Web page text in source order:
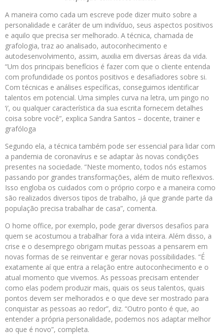
A maneira como cada um escreve pode dizer muito sobre a
personalidade e caráter de um indivíduo, seus aspectos positivos
e aquilo que precisa ser melhorado. A técnica, chamada de
grafologia, traz ao analisado, autoconhecimento e
autodesenvolvimento, assim, auxilia em diversas áreas da vida.
“Um dos principais benefícios é fazer com que o cliente entenda
com profundidade os pontos positivos e desafiadores sobre si.
Com técnicas e análises específicas, conseguimos identificar
talentos em potencial. Uma simples curva na letra, um pingo no
‘i’, ou qualquer característica da sua escrita fornecem detalhes
coisa sobre você”, explica Sandra Santos – docente, trainer e
grafóloga
Segundo ela, a técnica também pode ser essencial para lidar com
a pandemia de coronavírus e se adaptar às novas condições
presentes na sociedade. “Neste momento, todos nós estamos
passando por grandes transformações, além de muito reflexivos.
Isso engloba os cuidados com o próprio corpo e a maneira como
são realizados diversos tipos de trabalho, já que grande parte da
população precisa trabalhar de casa”, comenta.
O home office, por exemplo, pode gerar diversos desafios para
quem se acostumou a trabalhar fora a vida inteira. Além disso, a
crise e o desemprego obrigam muitas pessoas a pensarem em
novas formas de se reinventar e gerar novas possibilidades. “É
exatamente aí que entra a relação entre autoconhecimento e o
atual momento que vivemos. As pessoas precisam entender
como elas podem produzir mais, quais os seus talentos, quais
pontos devem ser melhorados e o que deve ser mostrado para
conquistar as pessoas ao redor”, diz. “Outro ponto é que, ao
entender a própria personalidade, podemos nos adaptar melhor
ao que é novo”, completa.